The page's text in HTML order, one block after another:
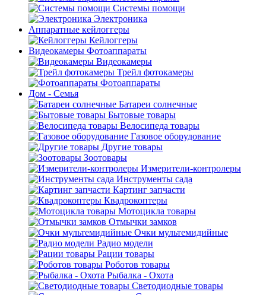
Системы помощи
Электроника
Аппаратные кейлоггеры
Кейлоггеры
Видеокамеры Фотоаппараты
Видеокамеры
Трейл фотокамеры
Фотоаппараты
Дом - Семья
Батареи солнечные
Бытовые товары
Велосипеда товары
Газовое оборудование
Другие товары
Зоотовары
Измерители-контролеры
Инструменты сада
Картинг запчасти
Квадрокоптеры
Мотоцикла товары
Отмычки замков
Очки мультемидийные
Радио модели
Рации товары
Роботов товары
Рыбалка - Охота
Светодиодные товары